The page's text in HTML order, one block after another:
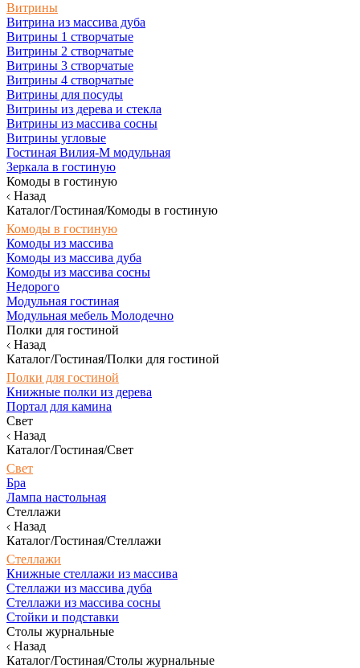
Витрины
Витрина из массива дуба
Витрины 1 створчатые
Витрины 2 створчатые
Витрины 3 створчатые
Витрины 4 створчатые
Витрины для посуды
Витрины из дерева и стекла
Витрины из массива сосны
Витрины угловые
Гостиная Вилия-М модульная
Зеркала в гостиную
Комоды в гостиную
Назад
Каталог/Гостиная/Комоды в гостиную
Комоды в гостиную
Комоды из массива
Комоды из массива дуба
Комоды из массива сосны
Недорого
Модульная гостиная
Модульная мебель Молодечно
Полки для гостиной
Назад
Каталог/Гостиная/Полки для гостиной
Полки для гостиной
Книжные полки из дерева
Портал для камина
Свет
Назад
Каталог/Гостиная/Свет
Свет
Бра
Лампа настольная
Стеллажи
Назад
Каталог/Гостиная/Стеллажи
Стеллажи
Книжные стеллажи из массива
Стеллажи из массива дуба
Стеллажи из массива сосны
Стойки и подставки
Столы журнальные
Назад
Каталог/Гостиная/Столы журнальные